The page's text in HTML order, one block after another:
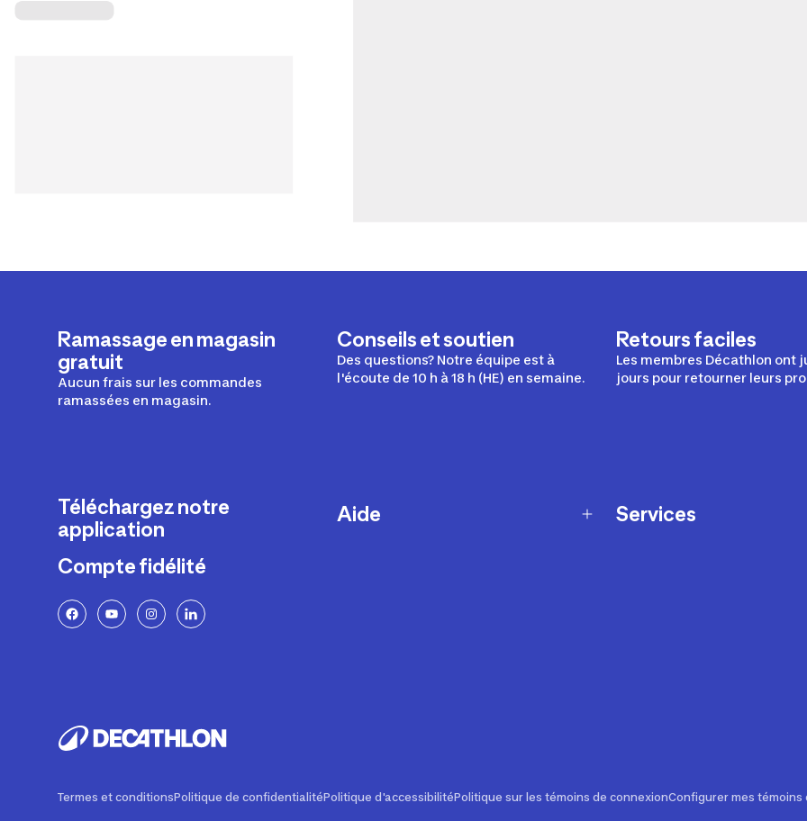
Ramassage en magasin
gratuit
Aucun frais sur les commandes
ramassées en magasin.
Conseils et soutien
Des questions? Notre équipe est à
l'écoute de 10 h à 18 h (HE) en semaine.
Retours faciles
Les membres Décathlon ont
jours pour retourner leurs
Téléchargez notre
application
Compte fidélité
Aide Services
Termes et conditionsPolitique de confidentialitéPolitique d'accessibilitéPolitique sur les témoins de connexionConfigurer mes témoins